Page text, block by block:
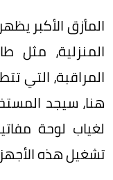
المأزق الأكبر
المنزلية، مثل
المراقبة، التي
هنا، سيجد
لغياب لوحة
تشغيل هذه